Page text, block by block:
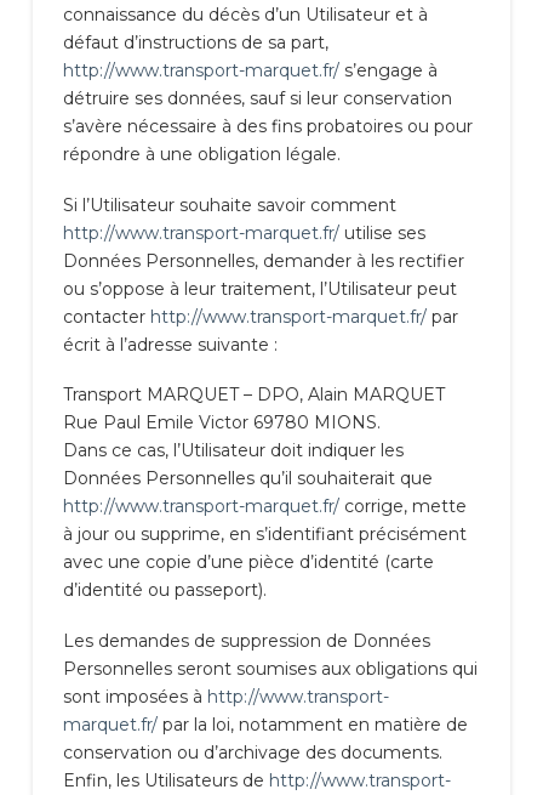
connaissance du décès d’un Utilisateur et à
défaut d’instructions de sa part,
http://www.transport-marquet.fr/s’engage à
détruire ses données, sauf si leur conservation
s’avère nécessaire à des fins probatoires ou pour
répondre à une obligation légale.
Si l’Utilisateur souhaite savoir comment
http://www.transport-marquet.fr/utilise ses
Données Personnelles, demander à les rectifier
ou s’oppose à leur traitement, l’Utilisateur peut
contacter http://www.transport-marquet.fr/par
écrit à l’adresse suivante :
Transport MARQUET – DPO, Alain MARQUET
Rue Paul Emile Victor 69780 MIONS.
Dans ce cas, l’Utilisateur doit indiquer les
Données Personnelles qu’il souhaiterait que
http://www.transport-marquet.fr/corrige, mette
à jour ou supprime, en s’identifiant précisément
avec une copie d’une pièce d’identité (carte
d’identité ou passeport).
Les demandes de suppression de Données
Personnelles seront soumises aux obligations qui
sont imposées à http://www.transport-
marquet.fr/par la loi, notamment en matière de
conservation ou d’archivage des documents.
Enfin, les Utilisateurs de http://www.transport-